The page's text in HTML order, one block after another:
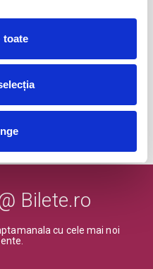
toate
iul
SPORT
Bilete.ro
cu cele mai noi